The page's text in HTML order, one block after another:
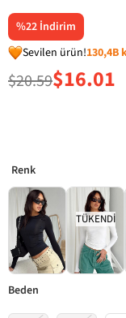
%22 İndirim
Sevilen ürün!130,4B
$20.59$16.01
TÜKENDI
beden